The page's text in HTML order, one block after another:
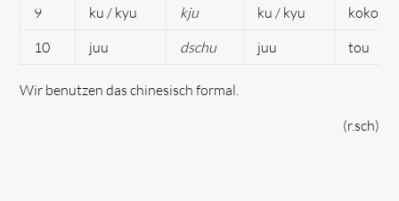
9
ku / kyu kju ku / kyu
10
juu dschu juu tou
Wir benutzen das chinesisch formal.
(r.sch)